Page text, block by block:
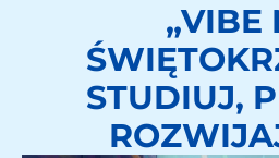
„VIBE
STUDIUJ,